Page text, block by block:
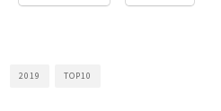
2019 TOP10